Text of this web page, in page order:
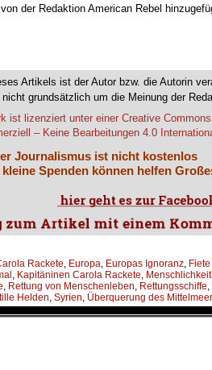
der Redaktion American Rebel
Artikels ist der Autor bzw. die Autorin
grundsätzlich um die Meinung der
ist lizenziert unter einer Creative
– Keine Bearbeitungen 4.0
Journalismus ist nicht kostenlos
Spenden können helfen
Rackete Europa Europas Ignoranz
Kapitäninen Carola Rackete Menschlichkeit,
Rettung von Menschenleben Rettungsschiffe
Helden Syrien Überquerung des